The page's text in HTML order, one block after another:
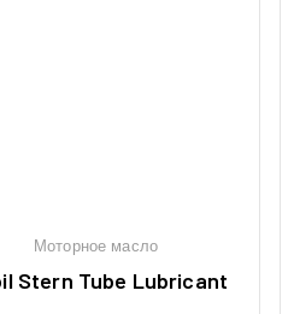
Моторное масло
Stern Tube Lubricant